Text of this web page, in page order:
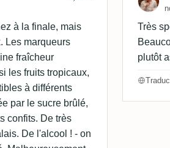
à la finale, mais
Les marqueurs
fraîcheur
les fruits tropicaux,
à différents
par le sucre brûlé,
confits. De très
De l'alcool ! - on
Très
plutôt